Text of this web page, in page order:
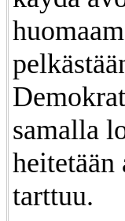
samalla
heitetään
tarttuu.